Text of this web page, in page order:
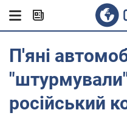
П'яні
російський